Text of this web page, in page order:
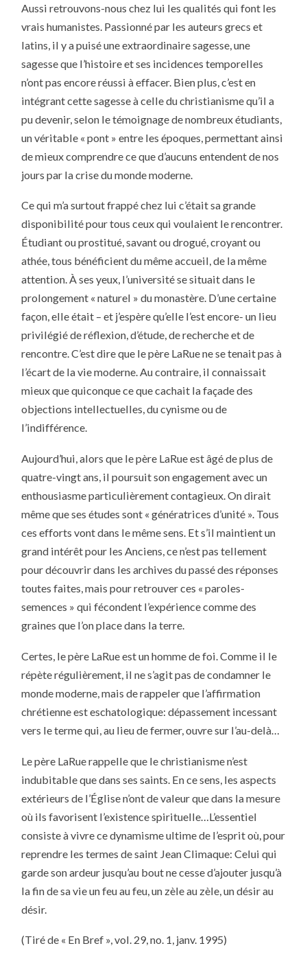
Aussi retrouvons-nous chez lui les qualités qui font les
vrais humanistes. Passionné par les auteurs grecs et
latins, il y a puisé une extraordinaire sagesse, une
sagesse que l’histoire et ses incidences temporelles
n’ont pas encore réussi à effacer. Bien plus, c’est en
intégrant cette sagesse à celle du christianisme qu’il a
pu devenir, selon le témoignage de nombreux étudiants,
un véritable « pont » entre les époques, permettant ainsi
de mieux comprendre ce que d’aucuns entendent de nos
jours par la crise du monde moderne.
Ce qui m’a surtout frappé chez lui c’était sa grande
disponibilité pour tous ceux qui voulaient le rencontrer.
Étudiant ou prostitué, savant ou drogué, croyant ou
athée, tous bénéficient du même accueil, de la même
attention. À ses yeux, l’université se situait dans le
prolongement « naturel » du monastère. D’une certaine
façon, elle était – et j’espère qu’elle l’est encore- un lieu
privilégié de réflexion, d’étude, de recherche et de
rencontre. C’est dire que le père LaRue ne se tenait pas à
l’écart de la vie moderne. Au contraire, il connaissait
mieux que quiconque ce que cachait la façade des
objections intellectuelles, du cynisme ou de
l’indifférence.
Aujourd’hui, alors que le père LaRue est âgé de plus de
quatre-vingt ans, il poursuit son engagement avec un
enthousiasme particulièrement contagieux. On dirait
même que ses études sont « génératrices d’unité ». Tous
ces efforts vont dans le même sens. Et s’il maintient un
grand intérêt pour les Anciens, ce n’est pas tellement
pour découvrir dans les archives du passé des réponses
toutes faites, mais pour retrouver ces « paroles-
semences » qui fécondent l’expérience comme des
graines que l’on place dans la terre.
Certes, le père LaRue est un homme de foi. Comme il le
répète régulièrement, il ne s’agit pas de condamner le
monde moderne, mais de rappeler que l’affirmation
chrétienne est eschatologique: dépassement incessant
vers le terme qui, au lieu de fermer, ouvre sur l’au-delà…
Le père LaRue rappelle que le christianisme n’est
indubitable que dans ses saints. En ce sens, les aspects
extérieurs de l’Église n’ont de valeur que dans la mesure
où ils favorisent l’existence spirituelle…L’essentiel
consiste à vivre ce dynamisme ultime de l’esprit où, pour
reprendre les termes de saint Jean Climaque: Celui qui
garde son ardeur jusqu’au bout ne cesse d’ajouter jusqu’à
la fin de sa vie un feu au feu, un zèle au zèle, un désir au
désir.
(Tiré de « En Bref », vol. 29, no. 1, janv. 1995)